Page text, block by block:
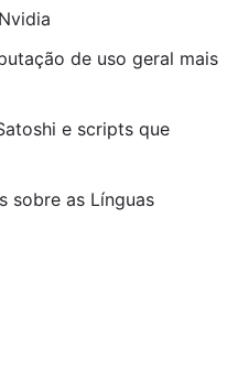
de uso geral mais
e scripts que
sobre as Línguas